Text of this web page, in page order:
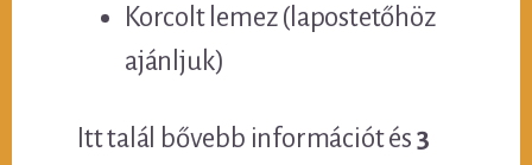
Korcolt lemez (lapostetőhöz
ajánljuk)
Itt talál bővebb információt és 3